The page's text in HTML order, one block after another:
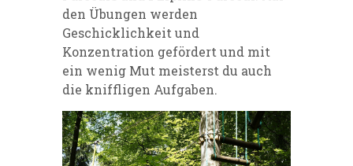
den Übungen werden
Geschicklichkeit und
Konzentration gefördert und mit
ein wenig Mut meisterst du auch
die kniffligen Aufgaben.